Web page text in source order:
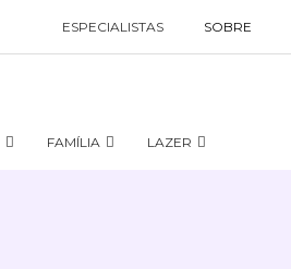
ESPECIALISTAS SOBRE
FAMÍLIA LAZER